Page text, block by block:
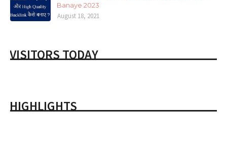
Banaye 2023
August 18, 2021
VISITORS TODAY
HIGHLIGHTS